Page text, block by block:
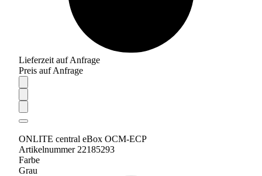
Lieferzeit auf Anfrage
Preis auf Anfrage
ONLITE central eBox OCM-ECP
Artikelnummer 22185293
Farbe
Grau